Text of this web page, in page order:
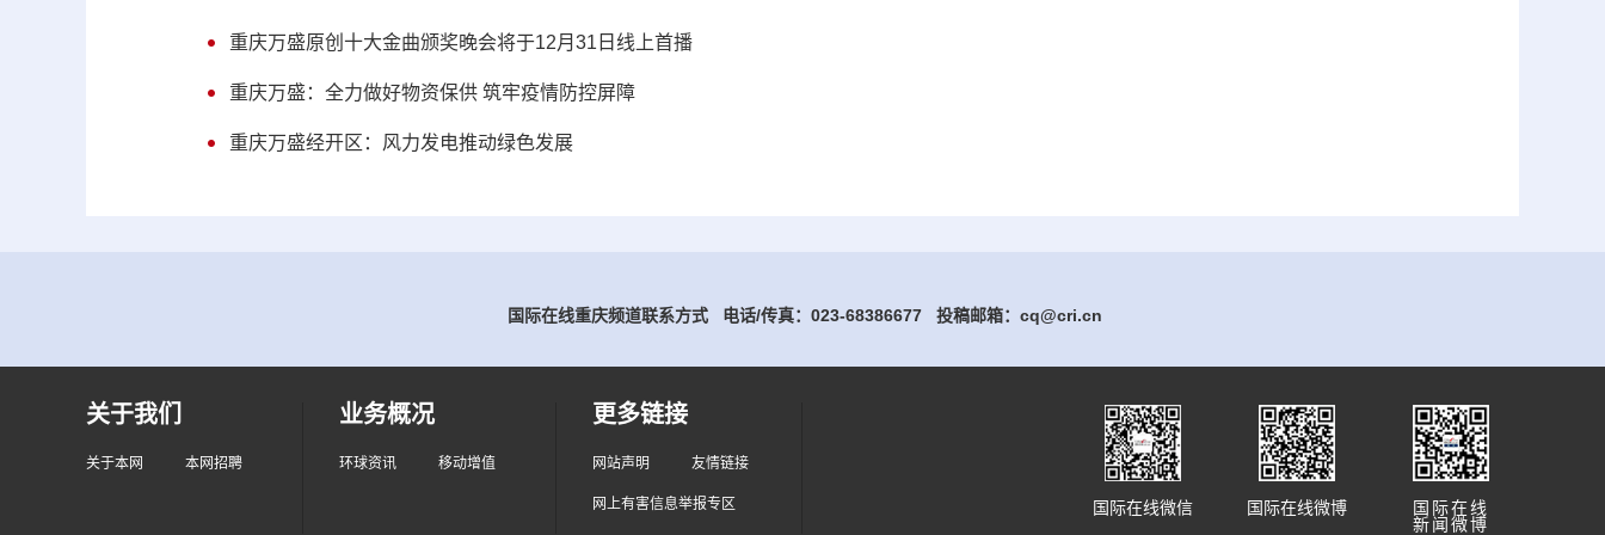
重庆万盛原创十大金曲颁奖晚会将于12月31日线上首播
重庆万盛：全力做好物资保供 筑牢疫情防控屏障
重庆万盛经开区：风力发电推动绿色发展
国际在线重庆频道联系方式 电话/传真：023-68386677 投稿邮箱：cq@cri.cn
关于我们
关于本网 本网招聘
业务概况
环球资讯 移动增值
更多链接
网站声明 友情链接
网上有害信息举报专区
国际在线
新闻微博
国际在线微博
国际在线微信